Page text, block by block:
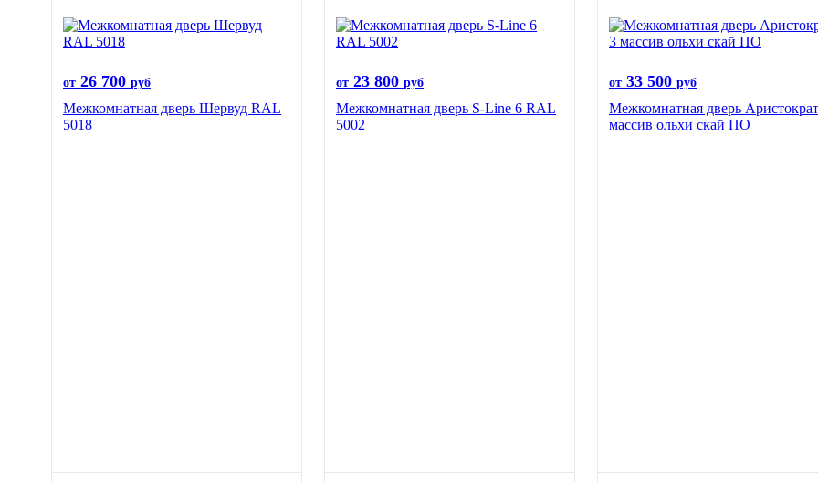
от 26 700 руб
Межкомнатная дверь Шервуд RAL
5018
от 23 800 руб
Межкомнатная дверь S-Line 6 RAL
5002
от 33 500 руб
Межкомнатная дверь
массив ольхи скай ПО